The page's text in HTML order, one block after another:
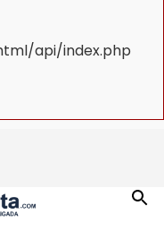
api/index.php